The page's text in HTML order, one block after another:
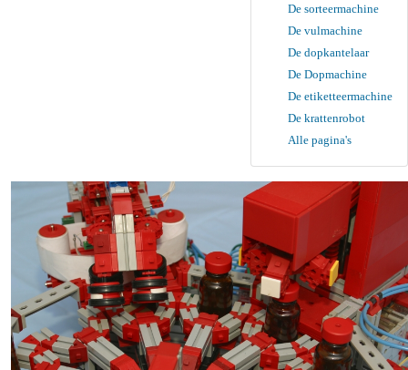
De sorteermachine
De vulmachine
De dopkantelaar
De Dopmachine
De etiketteermachine
De krattenrobot
Alle pagina's